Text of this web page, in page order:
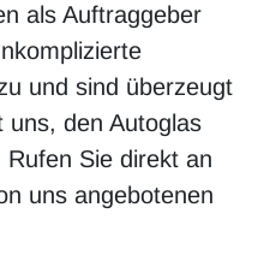
als Auftraggeber
und sind überzeugt
uns, den Autoglas
Sie direkt an
uns angebotenen